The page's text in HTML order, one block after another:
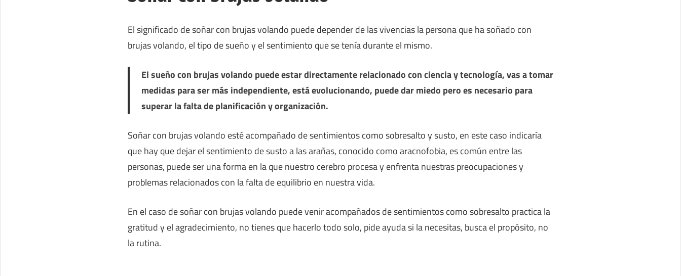
El significado de soñar con brujas volando puede depender de las vivencias la persona que ha soñado con
brujas volando, el tipo de sueño y el sentimiento que se tenía durante el mismo.
El sueño con brujas volando puede estar directamente relacionado con ciencia y tecnología, vas a tomar
medidas para ser más independiente, está evolucionando, puede dar miedo pero es necesario para
superar la falta de planificación y organización.
Soñar con brujas volando esté acompañado de sentimientos como sobresalto y susto, en este caso indicaría
que hay que dejar el sentimiento de susto a las arañas, conocido como aracnofobia, es común entre las
personas, puede ser una forma en la que nuestro cerebro procesa y enfrenta nuestras preocupaciones y
problemas relacionados con la falta de equilibrio en nuestra vida.
En el caso de soñar con brujas volando puede venir acompañados de sentimientos como sobresalto practica la
gratitud y el agradecimiento, no tienes que hacerlo todo solo, pide ayuda si la necesitas, busca el propósito, no
la rutina.